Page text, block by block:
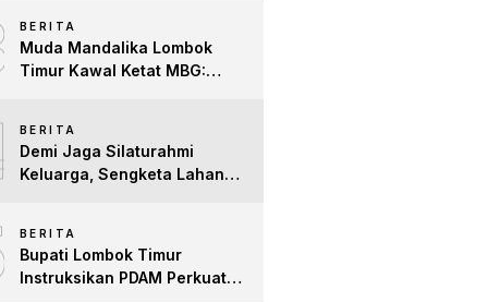
Difabel
BERITA
Muda Mandalika Lombok
Timur Kawal Ketat MBG:
BERITA
Demi Jaga Silaturahmi
Keluarga, Sengketa Lahan
BERITA
Bupati Lombok Timur
Instruksikan PDAM Perkuat